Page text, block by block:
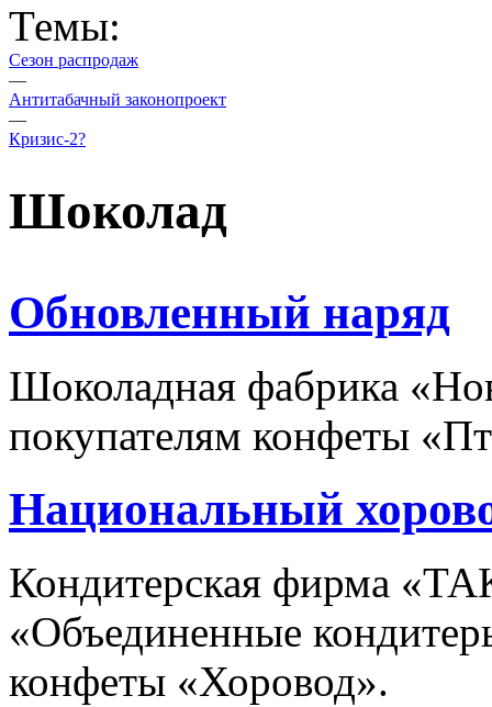
Темы:
Сезон распродаж
—
Антитабачный законопроект
—
Кризис-2?
Шоколад
Обновленный наряд
Шоколадная фабрика
покупателям конфеты
Национальный
Кондитерская фирма
«Объединенные
конфеты «Хоровод».